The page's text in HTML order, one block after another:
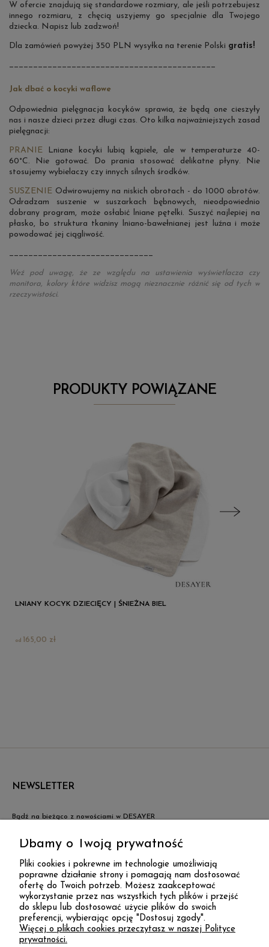
W ofercie znajdują się standardowe rozmiary, ale jeśli potrzebujesz
innego rozmiaru, z chęcią uszyjemy go specjalnie dla Twojego
dziecka. Napisz lub zadzwoń!
Dla zamówień powyżej 350 PLN wysyłka na terenie Polski gratis!
___________________________________________
Jak dbać o kocyki waflowe
Odpowiednia pielęgnacja kocyków sprawia, że będą one cieszyły
nas i nasze dzieci przez długi czas. Oto kilka najważniejszych zasad
pielęgnacji:
PRANIE Lniane kocyki lubią kąpiele, ale w temperaturze 40-
60°C. Nie gotować. Do prania stosować delikatne płyny. Nie
stosujemy wybielaczy czy innych silnych środków.
SUSZENIE Odwirowujemy na niskich obrotach - do 1000 obrotów.
Odradzam suszenie w suszarkach bębnowych, nieodpowiednio
dobrany program, może osłabić lniane pętelki. Suszyć najlepiej na
płasko, bo struktura tkaniny lniano-bawełnianej jest luźna i może
powodować jej ciągliwość.
______________________________
Weź pod uwagę, że ze względu na ustawienia wyświetlacza czy
monitora, kolory które widzisz mogą nieznacznie różnić się od tych w
rzeczywistości.
PRODUKTY POWIĄZANE
LNIANY KOCYK DZIECIĘCY | ŚNIEŻNA BIEL
165,00 zł
LNIANA POŚCIEL DLA DZIECI Z FALBANĄ I WYPEŁNIENIEM|
NIEBIESKI
275,00 zł
NEWSLETTER
Bądź na bieżąco z nowościami w DESAYER
DESAYER
KONTAKT
Dbamy o Twoją prywatność
Pliki cookies i pokrewne im technologie umożliwiają
poprawne działanie strony i pomagają nam dostosować
ofertę do Twoich potrzeb. Możesz zaakceptować
wykorzystanie przez nas wszystkich tych plików i przejść
do sklepu lub dostosować użycie plików do swoich
preferencji, wybierając opcję "Dostosuj zgody".
Więcej o plikach cookies przeczytasz w naszej Polityce
prywatności.